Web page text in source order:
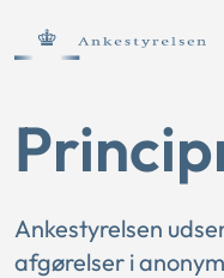
Ankestyrelsen
afgørelser i